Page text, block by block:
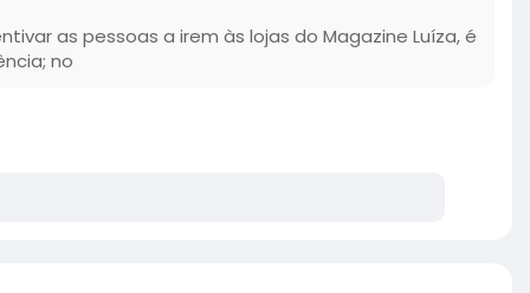
as pessoas a irem às lojas do Magazine Luíza, é
no